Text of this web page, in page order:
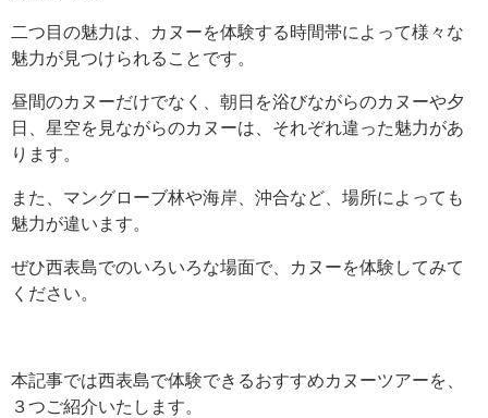
二つ目の魅力は、カヌーを体験する時間帯によって様々な
魅力が見つけられることです。
昼間のカヌーだけでなく、朝日を浴びながらのカヌーや夕
日、星空を見ながらのカヌーは、それぞれ違った魅力があ
ります。
また、マングローブ林や海岸、沖合など、場所によっても
魅力が違います。
ぜひ西表島でのいろいろな場面で、カヌーを体験してみて
ください。
本記事では西表島で体験できるおすすめカヌーツアーを、
３つご紹介いたします。